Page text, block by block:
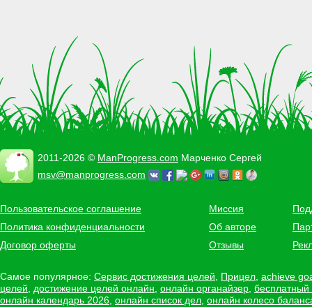
2011-2026 © ManProgress.com Марченко Сергей
msv@manprogress.com
Пользовательское соглашение
Политика конфиденциальности
Договор оферты
Миссия
Об авторе
Отзывы
Самое популярное: Сервис достижения целей Прицел achieve
целей
достижение целей онлайн онлайн органайзер
онлайн календарь 2026 онлайн список дел онлайн колесо